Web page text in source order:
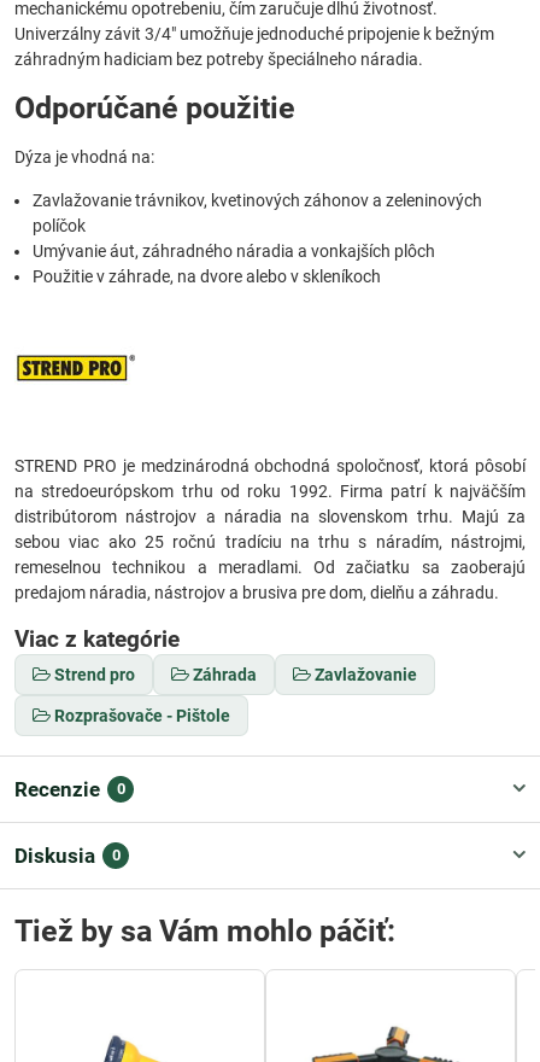
mechanickému opotrebeniu, čím zaručuje dlhú životnosť.
Univerzálny závit 3/4" umožňuje jednoduché pripojenie k bežným
záhradným hadiciam bez potreby špeciálneho náradia.
Odporúčané použitie
Dýza je vhodná na:
Zavlažovanie trávnikov, kvetinových záhonov a zeleninových
políčok
Umývanie áut, záhradného náradia a vonkajších plôch
Použitie v záhrade, na dvore alebo v skleníkoch
STREND PRO je medzinárodná obchodná spoločnosť, ktorá pôsobí
na stredoeurópskom trhu od roku 1992. Firma patrí k najväčším
distribútorom nástrojov a náradia na slovenskom trhu. Majú za
sebou viac ako 25 ročnú tradíciu na trhu s náradím, nástrojmi,
remeselnou technikou a meradlami. Od začiatku sa zaoberajú
predajom náradia, nástrojov a brusiva pre dom, dielňu a záhradu.
Viac z kategórie
Strend pro Záhrada Zavlažovanie
Rozprašovače - Pištole
Recenzie 0
Diskusia 0
Tiež by sa Vám mohlo páčiť: